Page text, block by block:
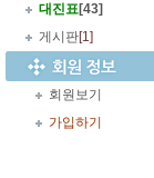
대진표[43]
게시판[1]
회원보기
가입하기